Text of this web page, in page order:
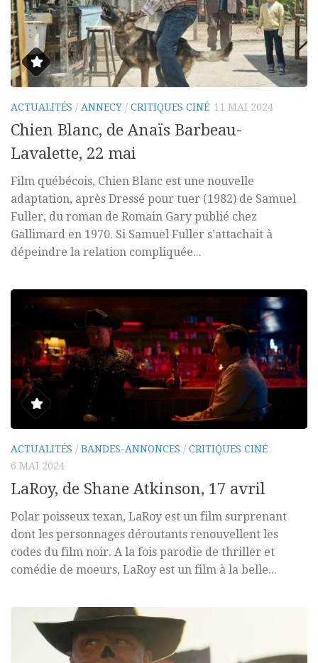
ACTUALITÉS / ANNECY / CRITIQUES CINÉ 11 MAI 2024
Chien Blanc, de Anaïs Barbeau-
Lavalette, 22 mai
Film québécois, Chien Blanc est une nouvelle
adaptation, après Dressé pour tuer (1982) de Samuel
Fuller, du roman de Romain Gary publié chez
Gallimard en 1970. Si Samuel Fuller s’attachait à
dépeindre la relation compliquée...
ACTUALITÉS / BANDES-ANNONCES / CRITIQUES CINÉ
6 MAI 2024
LaRoy, de Shane Atkinson, 17 avril
Polar poisseux texan, LaRoy est un film surprenant
dont les personnages déroutants renouvellent les
codes du film noir. A la fois parodie de thriller et
comédie de moeurs, LaRoy est un film à la belle...